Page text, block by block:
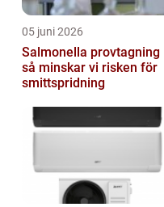
05 juni 2026
Salmonella provtagning
så minskar vi risken för
smittspridning